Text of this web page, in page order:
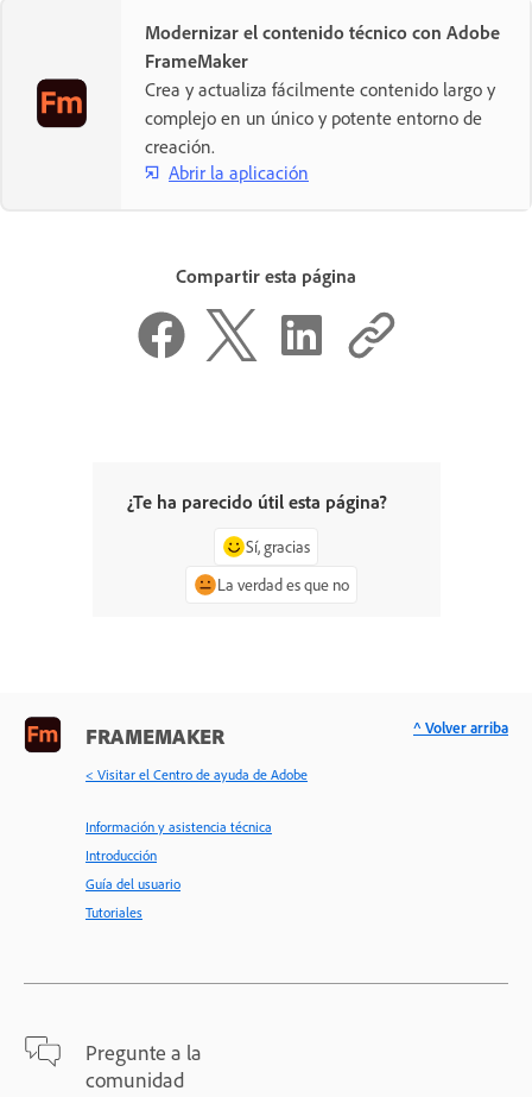
Modernizar el contenido técnico con Adobe
FrameMaker
Crea y actualiza fácilmente contenido largo y
complejo en un único y potente entorno de
creación.
Abrir la aplicación
Compartir esta página
¿Te ha parecido útil esta página?
Sí, gracias
La verdad es que no
FRAMEMAKER
< Visitar el Centro de ayuda de Adobe
Información y asistencia técnica
Introducción
Guía del usuario
Tutoriales
Pregunte a la
comunidad
^ Volver arriba